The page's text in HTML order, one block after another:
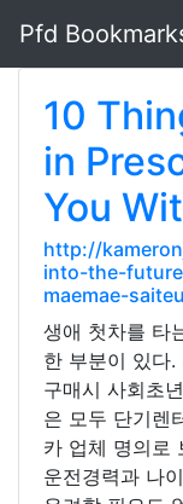
Pfd
10
in
You
http://
into-the-
maemae-
생애 첫차를 타
한 부분이 있다
구매시 사회초
은 모두 단기렌
카 업체 명의로
운전경력과 나